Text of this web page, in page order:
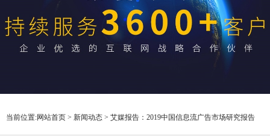
小程序开发
Google推广
关于我们
当前位置:网站首页 > 新闻动态 > 艾媒报告：2019中国信息流广告市场研究报告